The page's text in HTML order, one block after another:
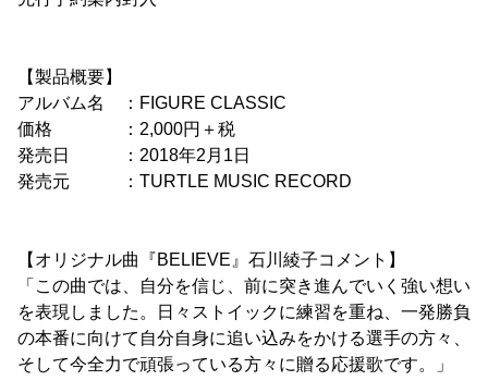
【製品概要】
アルバム名 ：FIGURE CLASSIC
価格 ：2,000円＋税
発売日 ：2018年2月1日
発売元 ：TURTLE MUSIC RECORD
【オリジナル曲『BELIEVE』石川綾子コメント】
「この曲では、自分を信じ、前に突き進んでいく強い想い
を表現しました。日々ストイックに練習を重ね、一発勝負
の本番に向けて自分自身に追い込みをかける選手の方々、
そして今全力で頑張っている方々に贈る応援歌です。」